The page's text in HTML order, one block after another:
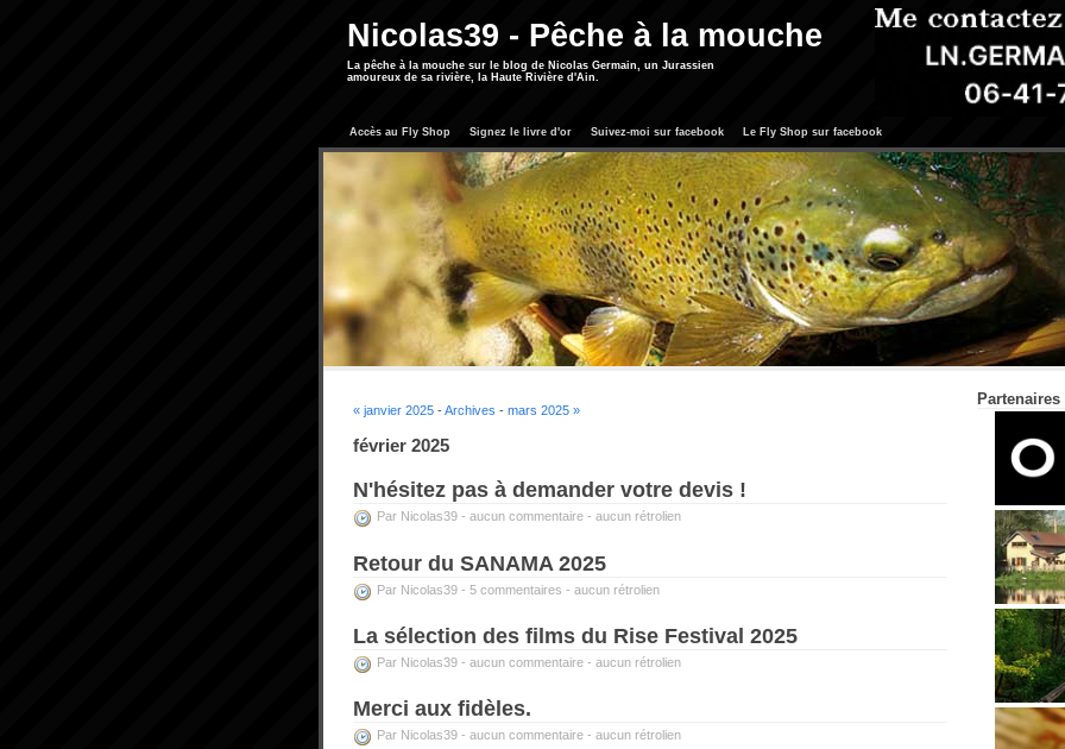
Nicolas39 - Pêche à la mouche
La pêche à la mouche sur le blog de Nicolas Germain, un Jurassien
amoureux de sa rivière, la Haute Rivière d'Ain.
Accès au Fly Shop Signez le livre d'or Suivez-moi sur facebook Le Fly Shop sur facebook
« janvier 2025 -Archives - mars 2025 »
février 2025
N'hésitez pas à demander votre devis !
Par Nicolas39 - aucun commentaire - aucun rétrolien
Retour du SANAMA 2025
Par Nicolas39 - 5 commentaires - aucun rétrolien
La sélection des films du Rise Festival 2025
Par Nicolas39 - aucun commentaire - aucun rétrolien
Merci aux fidèles.
Par Nicolas39 - aucun commentaire - aucun rétrolien
Partenaires